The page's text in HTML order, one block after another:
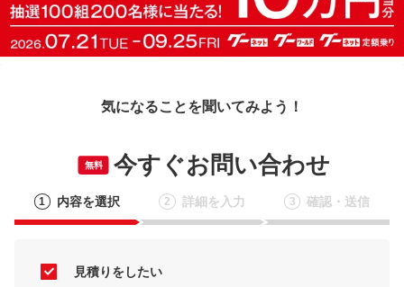
気になることを聞いてみよう！
無料 今すぐお問い合わせ
1 内容を選択 2 詳細を入力 3 確認・送信
見積りをしたい